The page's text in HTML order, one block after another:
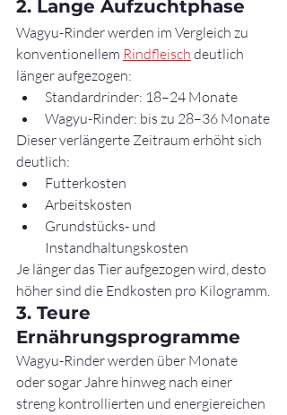
2. Lange Aufzuchtphase
Wagyu-Rinder werden im Vergleich zu
konventionellem Rindfleisch deutlich
länger aufgezogen:
Standardrinder: 18–24 Monate
Wagyu-Rinder: bis zu 28–36 Monate
Dieser verlängerte Zeitraum erhöht sich
deutlich:
Futterkosten
Arbeitskosten
Grundstücks- und
Instandhaltungskosten
Je länger das Tier aufgezogen wird, desto
höher sind die Endkosten pro Kilogramm.
3. Teure
Ernährungsprogramme
Wagyu-Rinder werden über Monate
oder sogar Jahre hinweg nach einer
streng kontrollierten und energiereichen